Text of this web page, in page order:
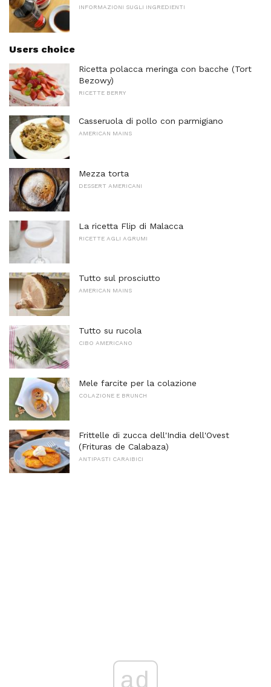
INFORMAZIONI SUGLI INGREDIENTI
Users choice
Ricetta polacca meringa con bacche (Tort
Bezowy)
RICETTE BERRY
Casseruola di pollo con parmigiano
AMERICAN MAINS
Mezza torta
DESSERT AMERICANI
La ricetta Flip di Malacca
RICETTE AGLI AGRUMI
Tutto sul prosciutto
AMERICAN MAINS
Tutto su rucola
CIBO AMERICANO
Mele farcite per la colazione
COLAZIONE E BRUNCH
Frittelle di zucca dell'India dell'Ovest
(Frituras de Calabaza)
ANTIPASTI CARAIBICI
ad